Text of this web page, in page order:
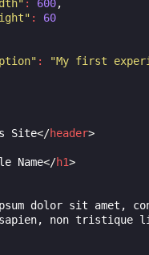
: 600,
:
60
:
"My first
Site</header>
Name</h1>
dolor sit amet,
non tristique